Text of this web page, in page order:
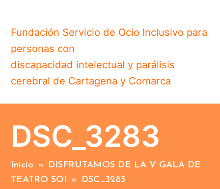
Fundación Servicio de Ocio Inclusivo para
personas con
discapacidad intelectual y parálisis
cerebral de Cartagena y Comarca
DSC_3283
Inicio »
DISFRUTAMOS DE LA V GALA DE
TEATRO SOI
» DSC_3283